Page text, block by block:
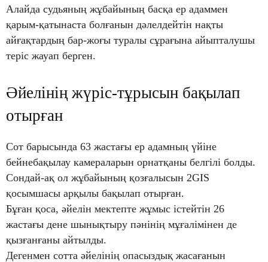
Алайда судьяның жұбайының басқа ер адаммен
қарым-қатынаста болғанын дәлелдейтін нақты
айғақтардың бар-жоғы туралы сұрағына айыпталушы
теріс жауап берген.
Әйелінің жүріс-тұрысын бақылап
отырған
Сот барысында 63 жастағы ер адамның үйіне
бейнебақылау камераларын орнатқаны белгілі болды.
Сондай-ақ ол жұбайының қозғалысын 2GIS
қосымшасы арқылы бақылап отырған.
Бұған қоса, әйелін мектепте жұмыс істейтін 26
жастағы дене шынықтыру пәнінің мұғалімінен де
қызғанғаны айтылды.
Дегенмен сотта әйелінің опасыздық жасағанын